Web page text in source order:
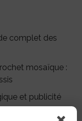
complet des
mosaïque :
et publicité